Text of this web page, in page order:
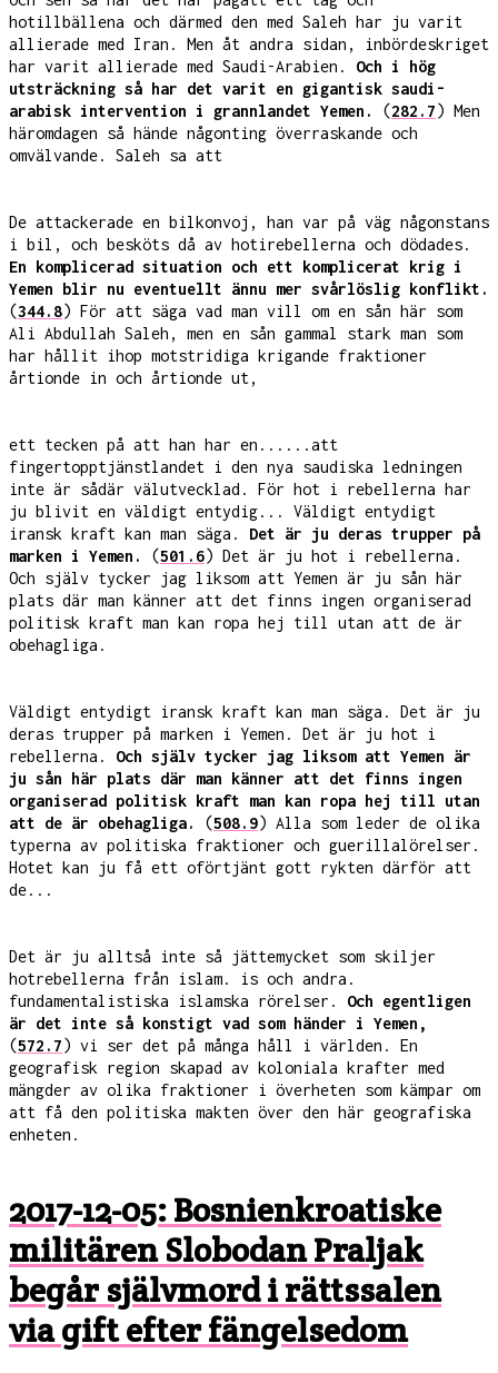
hotillbällena och därmed den med Saleh har ju varit
allierade med Iran. Men åt andra sidan, inbördeskriget
har varit allierade med Saudi-Arabien. Och i hög
utsträckning så har det varit en gigantisk saudi-
arabisk intervention i grannlandet Yemen.
(282.7) Men
häromdagen så hände någonting överraskande och
omvälvande. Saleh sa att
De attackerade en bilkonvoj, han var på väg någonstans
i bil, och besköts då av hotirebellerna och dödades.
En komplicerad situation och ett komplicerat krig i
Yemen blir nu eventuellt ännu mer svårlöslig konflikt.
(344.8) För att säga vad man vill om en sån här som
Ali Abdullah Saleh, men en sån gammal stark man som
har hållit ihop motstridiga krigande fraktioner
årtionde in och årtionde ut,
ett tecken på att han har en......att
fingertopptjänstlandet i den nya saudiska ledningen
inte är sådär välutvecklad. För hot i rebellerna har
ju blivit en väldigt entydig... Väldigt entydigt
iransk kraft kan man säga. Det är ju deras trupper på
marken i Yemen.
(501.6) Det är ju hot i rebellerna.
Och själv tycker jag liksom att Yemen är ju sån här
plats där man känner att det finns ingen organiserad
politisk kraft man kan ropa hej till utan att de är
obehagliga.
Väldigt entydigt iransk kraft kan man säga. Det är ju
deras trupper på marken i Yemen. Det är ju hot i
rebellerna. Och själv tycker jag liksom att Yemen är
ju sån här plats där man känner att det finns ingen
organiserad politisk kraft man kan ropa hej till utan
att de är obehagliga.
(508.9) Alla som leder de olika
typerna av politiska fraktioner och guerillalörelser.
Hotet kan ju få ett oförtjänt gott rykten därför att
de...
Det är ju alltså inte så jättemycket som skiljer
hotrebellerna från islam. is och andra.
fundamentalistiska islamska rörelser. Och egentligen
är det inte så konstigt vad som händer i Yemen,
(572.7) vi ser det på många håll i världen. En
geografisk region skapad av koloniala krafter med
mängder av olika fraktioner i överheten som kämpar om
att få den politiska makten över den här geografiska
enheten.
2017-12-05: Bosnienkroatiske
militären Slobodan Praljak
begår självmord i rättssalen
via gift efter fängelsedom